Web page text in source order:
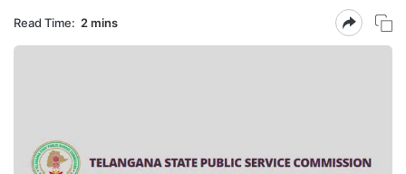
Read Time: 2 mins